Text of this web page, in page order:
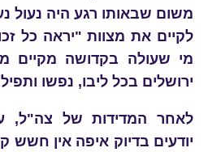
משום שבאותו רגע היה נעול
לקיים את מצוות "יראה כל
מי שעולה בקדושה מקיים
ירושלים בכל ליבו, נפשו
לאחר המדידות של צה"ל,
יודעים בדיוק איפה אין